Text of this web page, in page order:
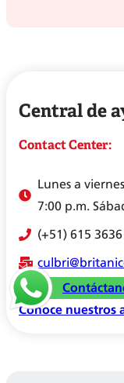
Central de
Contact Center:
Lunes a
7:00 p.m.
(+51) 615 3636
Conoce nuestros